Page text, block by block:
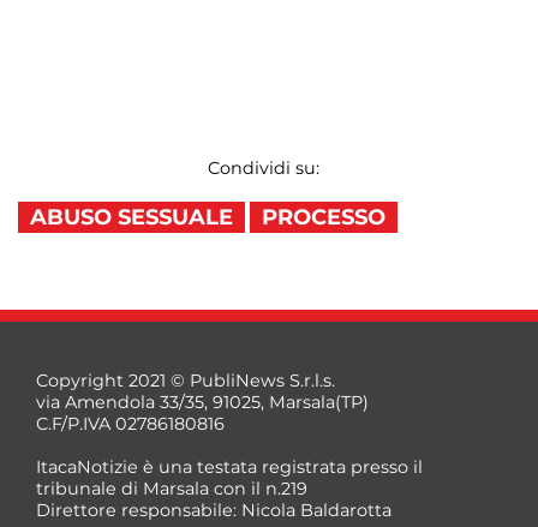
Condividi su:
ABUSO SESSUALE PROCESSO
Copyright 2021 © PubliNews S.r.l.s.
via Amendola 33/35, 91025, Marsala(TP)
C.F/P.IVA 02786180816
ItacaNotizie è una testata registrata presso il
tribunale di Marsala con il n.219
Direttore responsabile: Nicola Baldarotta